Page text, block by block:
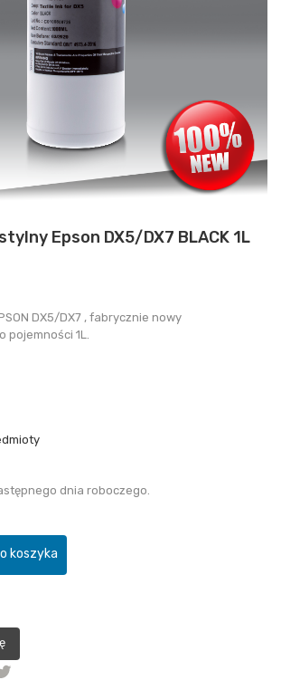
Epson DX5/DX7 BLACK 1L
DX5/DX7 , fabrycznie nowy
1L.
dnia roboczego.
koszyka